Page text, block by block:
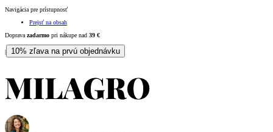
Navigácia pre prístupnosť
Prejsť na obsah
Doprava zadarmo pri nákupe nad 39 €
| 10% zľava na prvú objednávku